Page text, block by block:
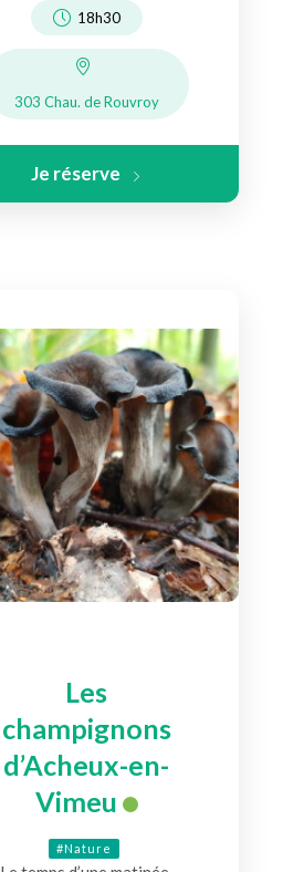
18h30
303 Chau. de Rouvroy
Je réserve
Les
champignons
d’Acheux-en-
Vimeu
#Nature